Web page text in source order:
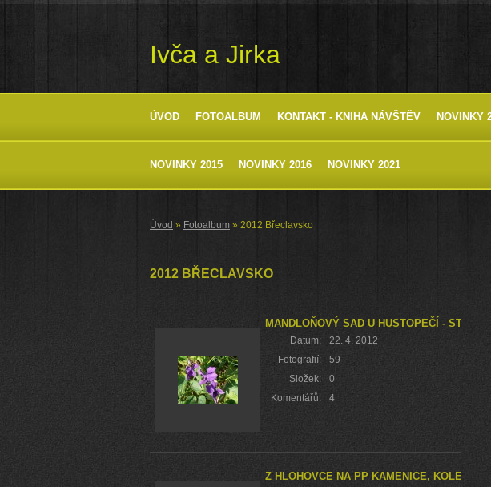
Ivča a Jirka
ÚVOD FOTOALBUM KONTAKT - KNIHA NÁVŠTĚV NOVINKY
NOVINKY 2015 NOVINKY 2016 NOVINKY 2021
Úvod » Fotoalbum » 2012 Břeclavsko
2012 BŘECLAVSKO
MANDLOŇOVÝ SAD U HUSTOPEČÍ -
Datum:
22. 4. 2012
Fotografií:
59
Složek:
0
Komentářů:
4
Z HLOHOVCE NA PP KAMENICE, KOLEM